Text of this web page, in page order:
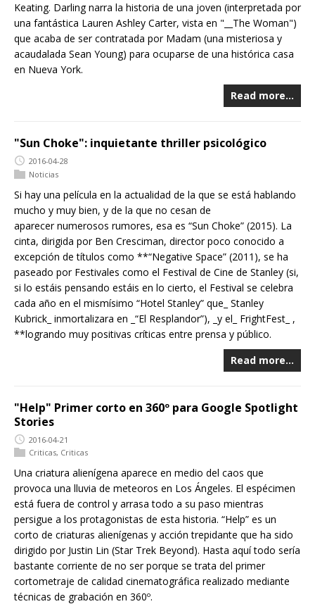
Keating. Darling narra la historia de una joven (interpretada por
una fantástica Lauren Ashley Carter, vista en "__The Woman")
que acaba de ser contratada por Madam (una misteriosa y
acaudalada Sean Young) para ocuparse de una histórica casa
en Nueva York.
Read more…
"Sun Choke": inquietante thriller psicológico
2016-04-28
Noticias
Si hay una película en la actualidad de la que se está hablando
mucho y muy bien, y de la que no cesan de
aparecer numerosos rumores, esa es “Sun Choke” (2015). La
cinta, dirigida por Ben Cresciman, director poco conocido a
excepción de títulos como **“Negative Space” (2011), se ha
paseado por Festivales como el Festival de Cine de Stanley (si,
si lo estáis pensando estáis en lo cierto, el Festival se celebra
cada año en el mismísimo “Hotel Stanley” que_ Stanley
Kubrick_ inmortalizara en _“El Resplandor”), _y el_ FrightFest_ ,
**logrando muy positivas críticas entre prensa y público.
Read more…
"Help" Primer corto en 360º para Google Spotlight
Stories
2016-04-21
Criticas, Criticas
Una criatura alienígena aparece en medio del caos que
provoca una lluvia de meteoros en Los Ángeles. El espécimen
está fuera de control y arrasa todo a su paso mientras
persigue a los protagonistas de esta historia. “Help” es un
corto de criaturas alienígenas y acción trepidante que ha sido
dirigido por Justin Lin (Star Trek Beyond). Hasta aquí todo sería
bastante corriente de no ser porque se trata del primer
cortometraje de calidad cinematográfica realizado mediante
técnicas de grabación en 360º.